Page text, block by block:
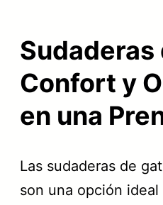
Sudaderas
Confort y
en una
Las sudaderas de
son una opción